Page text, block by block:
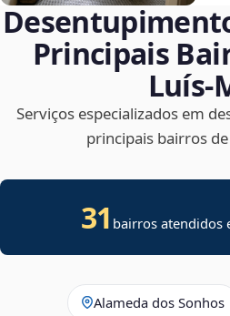
Principais
Serviços especializados em
principais bairros de
31 bairros atendidos
Alameda dos Sonhos